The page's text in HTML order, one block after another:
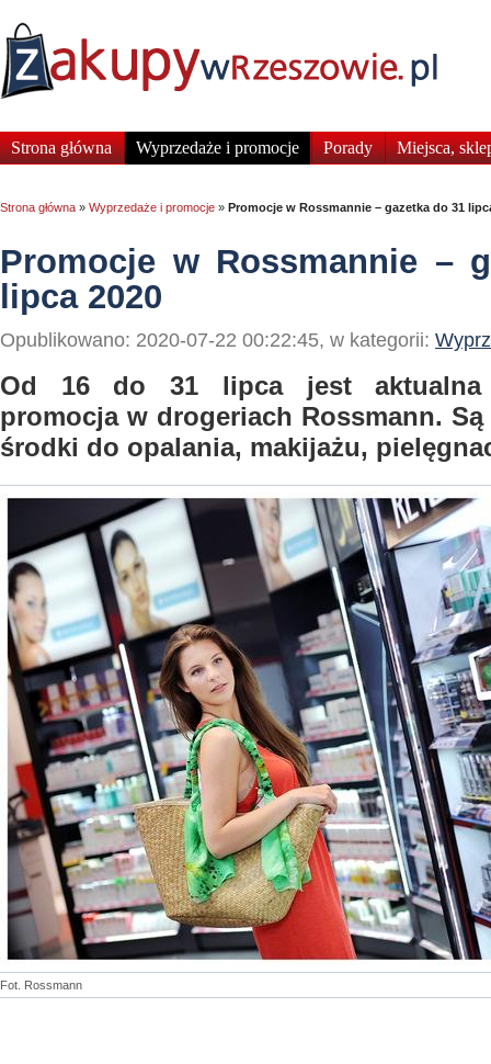
Strona główna Wyprzedaże i promocje Porady Miejsca,
Strona główna » Wyprzedaże i promocje » Promocje w Rossmannie – gazetka do 31
Promocje w Rossmannie –
lipca 2020
Opublikowano: 2020-07-22 00:22:45, w kategorii:
Od 16 do 31 lipca jest aktualna
promocja w drogeriach Rossmann.
środki do opalania, makijażu,
Fot. Rossmann